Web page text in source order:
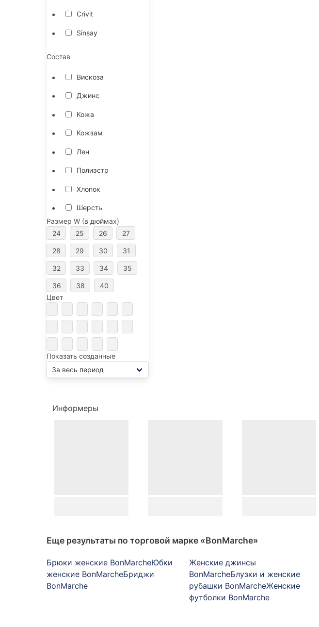
Crivit
Sinsay
Состав
Вискоза
Джинс
Кожа
Кожзам
Лен
Полиэстр
Хлопок
Шерсть
Размер W (в дюймах)
24
25 26 27
28 29 30 31
32 33 34 35
36 38
40
Цвет
Показать созданные
Информеры
Еще результаты по торговой марке «BonMarche»
Брюки женские BonMarcheЮбки
женские BonMarcheБриджи
BonMarche
Женские джинсы
BonMarcheБлузки и женские
рубашки BonMarcheЖенские
футболки BonMarche